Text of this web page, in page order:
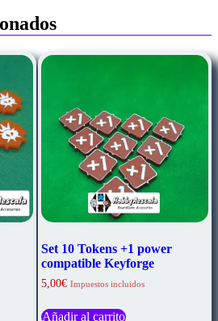
Set 10 Tokens +1 power
compatible Keyforge
5,00€ Impuestos incluidos
Añadir al carrito